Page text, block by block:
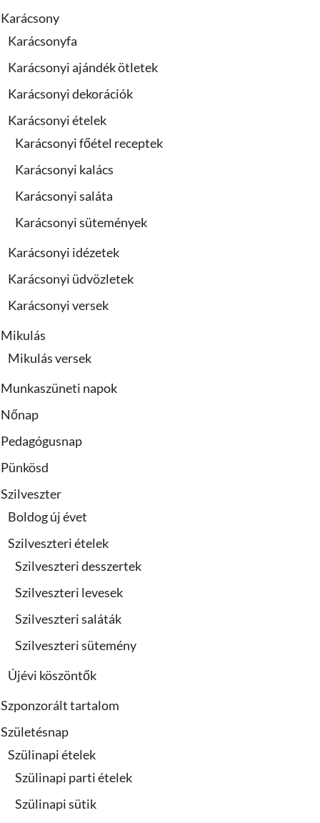
Karácsony
Karácsonyfa
Karácsonyi ajándék ötletek
Karácsonyi dekorációk
Karácsonyi ételek
Karácsonyi főétel receptek
Karácsonyi kalács
Karácsonyi saláta
Karácsonyi sütemények
Karácsonyi idézetek
Karácsonyi üdvözletek
Karácsonyi versek
Mikulás
Mikulás versek
Munkaszüneti napok
Nőnap
Pedagógusnap
Pünkösd
Szilveszter
Boldog új évet
Szilveszteri ételek
Szilveszteri desszertek
Szilveszteri levesek
Szilveszteri saláták
Szilveszteri sütemény
Újévi köszöntők
Szponzorált tartalom
Születésnap
Szülinapi ételek
Szülinapi parti ételek
Szülinapi sütik